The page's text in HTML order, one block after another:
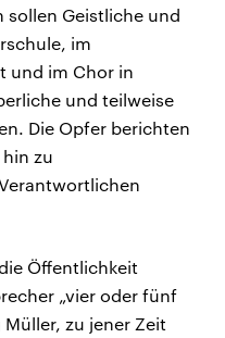
sollen Geistliche und
im
und im Chor in
und teilweise
Die Opfer berichten
zu
Öffentlichkeit
„vier oder fünf
zu jener Zeit